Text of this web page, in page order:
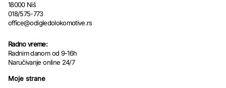
18000 Niš
018/575-773
office@odigledolokomotive.rs
Radno vreme:
Radnim danom od 9-16h
Naručivanje online 24/7
Moje strane